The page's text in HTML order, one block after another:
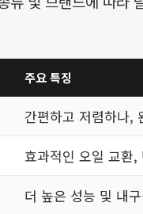
주요 특징
간편하고 저렴하나,
효과적인 오일 교환,
더 높은 성능 및 내